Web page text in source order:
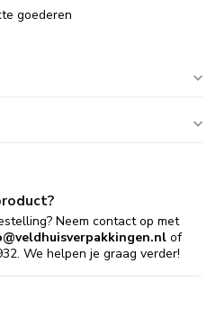
goederen
Neem contact op met
of
We helpen je graag verder!